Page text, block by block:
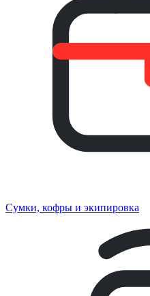
Сумки, кофры и экипировка